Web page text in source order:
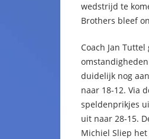
wedstrijd te
Brothers bleef
Coach Jan
duidelijk nog
naar 18-12. Via
speldenprikjes
uit naar 28-15.
Michiel Sliep